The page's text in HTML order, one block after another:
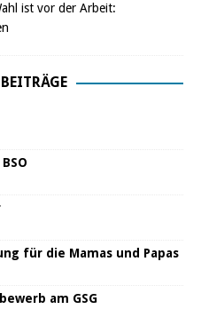
ist vor der Arbeit:
für die Mamas und Papas
am GSG